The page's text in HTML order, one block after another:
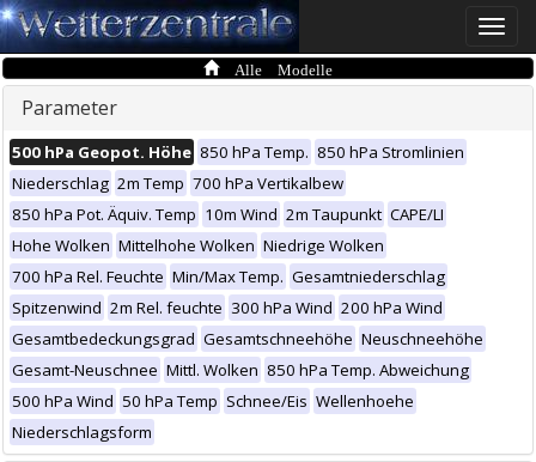
Toggle
Alle Modelle
Parameter
500 hPa Geopot. Höhe 850 hPa Temp. 850 hPa Stromlinien
Niederschlag 2m Temp 700 hPa Vertikalbew
850 hPa Pot. Äquiv. Temp 10m Wind 2m Taupunkt CAPE/LI
Hohe Wolken Mittelhohe Wolken Niedrige Wolken
700 hPa Rel. Feuchte Min/Max Temp. Gesamtniederschlag
Spitzenwind 2m Rel. feuchte 300 hPa Wind 200 hPa Wind
Gesamtbedeckungsgrad Gesamtschneehöhe Neuschneehöhe
Gesamt-Neuschnee Mittl. Wolken 850 hPa Temp. Abweichung
500 hPa Wind 50 hPa Temp Schnee/Eis Wellenhoehe
Niederschlagsform